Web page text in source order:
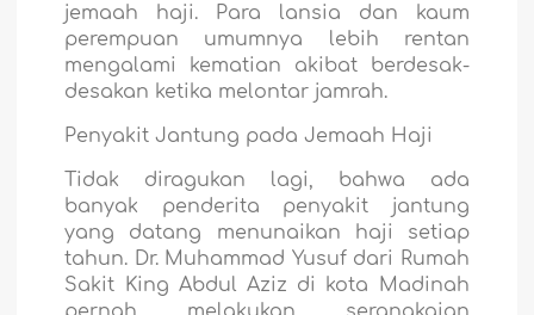
jemaah haji. Para lansia dan kaum
perempuan umumnya lebih rentan
mengalami kematian akibat berdesak-
desakan ketika melontar jamrah.
Penyakit Jantung pada Jemaah Haji
Tidak diragukan lagi, bahwa ada
banyak penderita penyakit jantung
yang datang menunaikan haji setiap
tahun. Dr. Muhammad Yusuf dari Rumah
Sakit King Abdul Aziz di kota Madinah